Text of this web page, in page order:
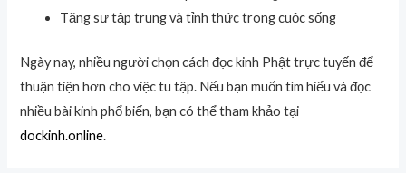
Tăng sự tập trung và tỉnh thức trong cuộc sống
Ngày nay, nhiều người chọn cách đọc kinh Phật trực tuyến để
thuận tiện hơn cho việc tu tập. Nếu bạn muốn tìm hiểu và đọc
nhiều bài kinh phổ biến, bạn có thể tham khảo tại
dockinh.online.